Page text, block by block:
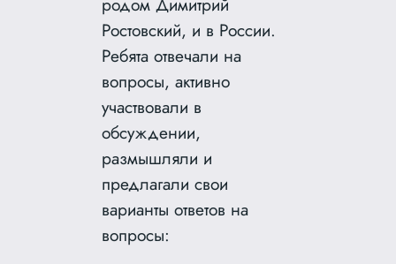
Ростовский, и в России.
Ребята отвечали на
вопросы, активно
участвовали в
обсуждении,
размышляли и
предлагали свои
варианты ответов на
вопросы: